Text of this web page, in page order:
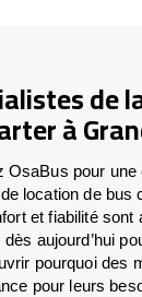
de
à
OsaBus pour une
location de bus
et fiabilité sont
aujourd’hui
pourquoi des
pour leurs